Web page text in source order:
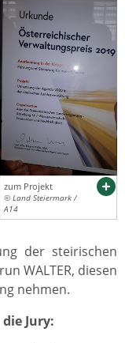
zum Projekt
© Land Steiermark /
A14
der steirischen
WALTER, diesen
nehmen.
Jury: